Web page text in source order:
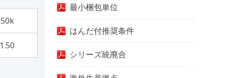
50k
1.50
最小梱包単位
はんだ付推奨条件
シリーズ統廃合